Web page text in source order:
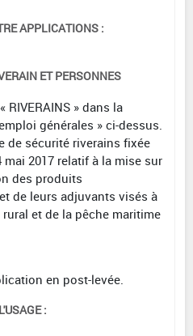
APPLICATIONS :
ET PERSONNES
RIVERAINS » dans la
générales » ci-dessus.
de sécurité riverains fixée
2017 relatif à la mise sur
des produits
de leurs adjuvants visés à
et de la pêche maritime
en post-levée.
: